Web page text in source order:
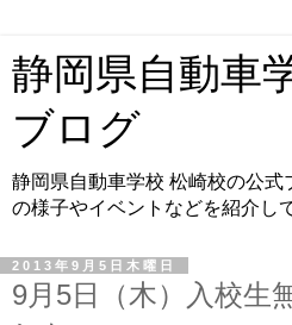
静岡県自動車
ブログ
静岡県自動車学校 松崎校の公式
の様子やイベントなどを紹介し
2013年9月5日木曜日
9月5日（木）入校生